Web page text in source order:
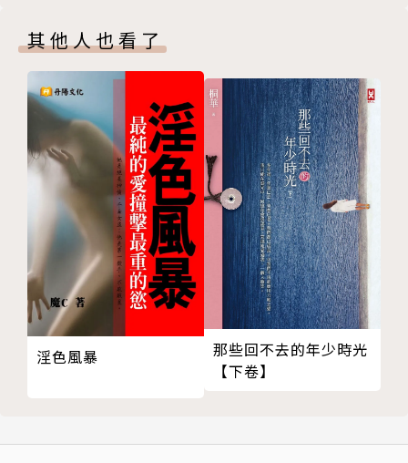
其他人也看了
淫色風暴
那些回不去的年少時光
【下卷】